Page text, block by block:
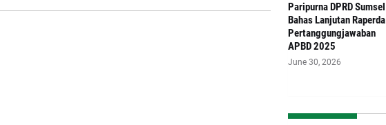
Paripurna DPRD Sumsel
Bahas Lanjutan Raperda
Pertanggungjawaban
APBD 2025
June 30, 2026